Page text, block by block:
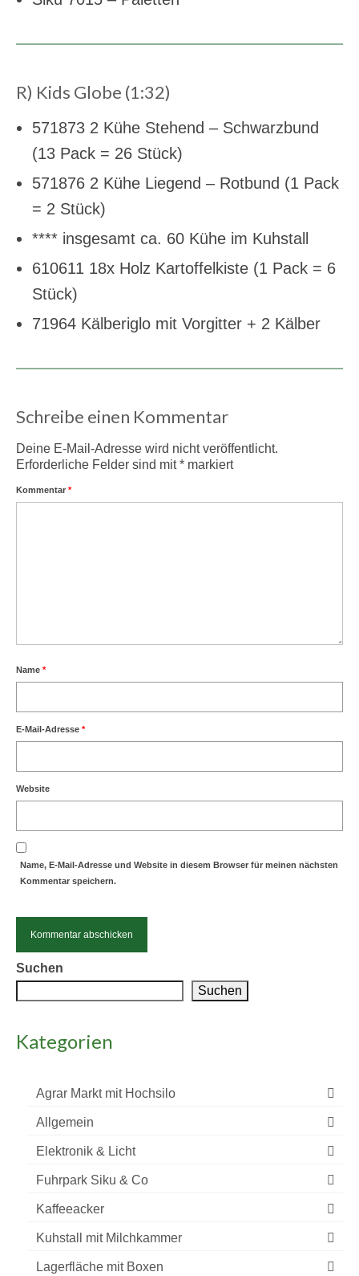
R) Kids Globe (1:32)
571873 2 Kühe Stehend – Schwarzbund
(13 Pack = 26 Stück)
571876 2 Kühe Liegend – Rotbund (1 Pack
= 2 Stück)
**** insgesamt ca. 60 Kühe im Kuhstall
610611 18x Holz Kartoffelkiste (1 Pack = 6
Stück)
71964 Kälberiglo mit Vorgitter + 2 Kälber
Schreibe einen Kommentar
Deine E-Mail-Adresse wird nicht veröffentlicht.
Erforderliche Felder sind mit* markiert
Kommentar *
Name *
E-Mail-Adresse *
Website
Name, E-Mail-Adresse und Website in diesem Browser für meinen nächsten
Kommentar speichern.
Alternative:
Suchen
Suchen
Kategorien
Agrar Markt mit Hochsilo
Allgemein
Elektronik & Licht
Fuhrpark Siku & Co
Kaffeeacker
Kuhstall mit Milchkammer
Lagerfläche mit Boxen